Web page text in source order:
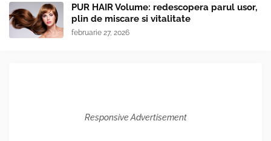
PUR HAIR Volume: redescopera parul usor,
plin de miscare si vitalitate
februarie 27, 2026
Responsive Advertisement